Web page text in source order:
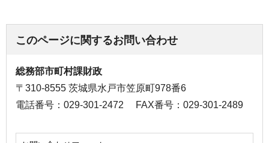
このページに関するお問い合わせ
総務部市町村課財政
〒310-8555 茨城県水戸市笠原町978番6
電話番号：029-301-2472
FAX番号：029-301-2489